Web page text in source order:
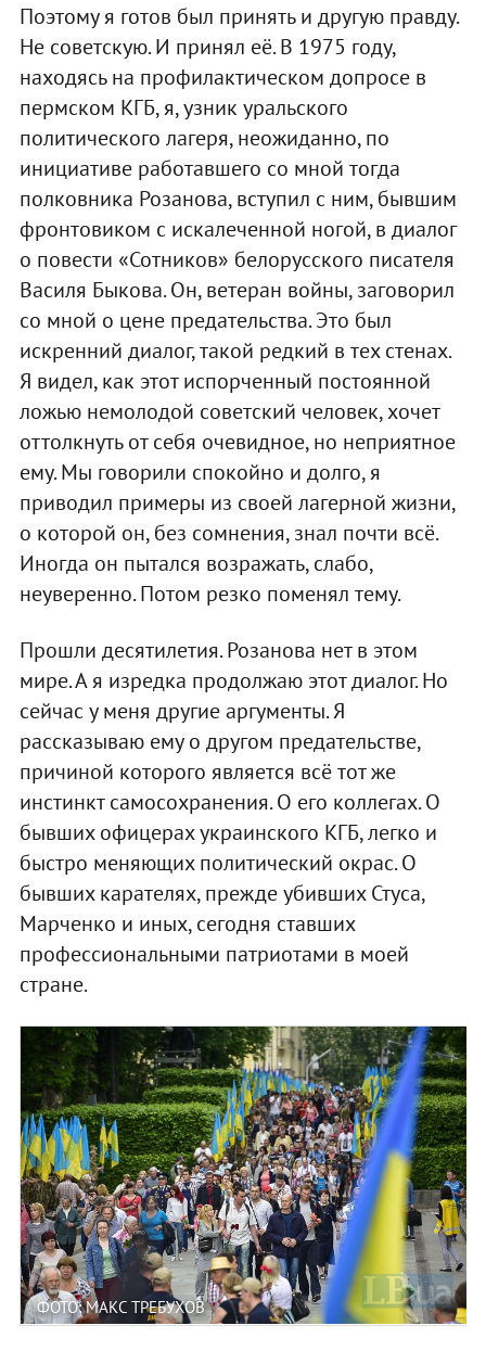
Поэтому я готов был принять и другую правду.
Не советскую. И принял её. В 1975 году,
находясь на профилактическом допросе в
пермском КГБ, я, узник уральского
политического лагеря, неожиданно, по
инициативе работавшего со мной тогда
полковника Розанова, вступил с ним, бывшим
фронтовиком с искалеченной ногой, в диалог
о повести «Сотников» белорусского писателя
Василя Быкова. Он, ветеран войны, заговорил
со мной о цене предательства. Это был
искренний диалог, такой редкий в тех стенах.
Я видел, как этот испорченный постоянной
ложью немолодой советский человек, хочет
оттолкнуть от себя очевидное, но неприятное
ему. Мы говорили спокойно и долго, я
приводил примеры из своей лагерной жизни,
о которой он, без сомнения, знал почти всё.
Иногда он пытался возражать, слабо,
неуверенно. Потом резко поменял тему.
Прошли десятилетия. Розанова нет в этом
мире. А я изредка продолжаю этот диалог. Но
сейчас у меня другие аргументы. Я
рассказываю ему о другом предательстве,
причиной которого является всё тот же
инстинкт самосохранения. О его коллегах. О
бывших офицерах украинского КГБ, легко и
быстро меняющих политический окрас. О
бывших карателях, прежде убивших Стуса,
Марченко и иных, сегодня ставших
профессиональными патриотами в моей
стране.
ФОТО: МАКС ТРЕБУХОВ